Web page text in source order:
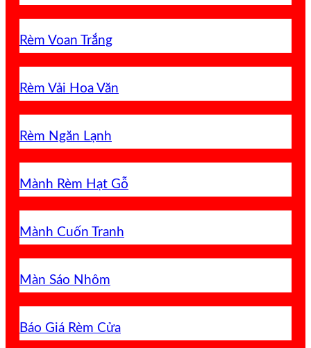
Rèm Voan Trắng
Rèm Vải Hoa Văn
Rèm Ngăn Lạnh
Mành Rèm Hạt Gỗ
Mành Cuốn Tranh
Màn Sáo Nhôm
Báo Giá Rèm Cửa